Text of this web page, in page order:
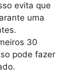
evita que
uma
30
pode fazer